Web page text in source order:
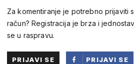
Za komentiranje je potrebno prijaviti
račun? Registracija je brza i
se u raspravu.
PRIJAVI SE
PRIJAVI SE